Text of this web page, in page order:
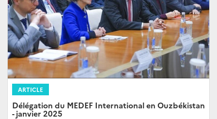
ARTICLE
Délégation du MEDEF International en Ouzbékistan
- janvier 2025